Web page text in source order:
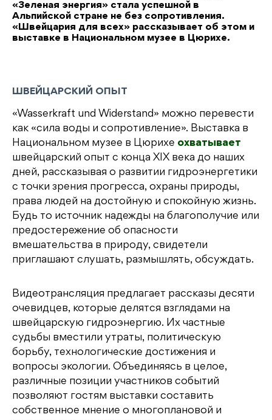
«Зеленая энергия» стала успешной в
Альпийской стране не без сопротивления.
«Швейцария для всех» рассказывает об этом и
выставке в Национальном музее в Цюрихе.
ШВЕЙЦАРСКИЙ ОПЫТ
«Wasserkraft und Widerstand» можно перевести
как «сила воды и сопротивление». Выставка в
Национальном музее в Цюрихе охватывает
швейцарский опыт с конца XIX века до наших
дней, рассказывая о развитии гидроэнергетики
с точки зрения прогресса, охраны природы,
права людей на достойную и спокойную жизнь.
Будь то источник надежды на благополучие или
предостережение об опасности
вмешательства в природу, свидетели
приглашают слушать, размышлять, обсуждать.
Видеотрансляция предлагает рассказы десяти
очевидцев, которые делятся взглядами на
швейцарскую гидроэнергию. Их частные
судьбы вместили утраты, политическую
борьбу, технологические достижения и
вопросы экологии. Объединяясь в целое,
различные позиции участников событий
позволяют гостям выставки составить
собственное мнение о многоплановой и